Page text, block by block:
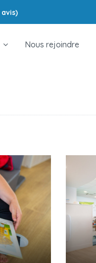
avis)
Nous rejoindre